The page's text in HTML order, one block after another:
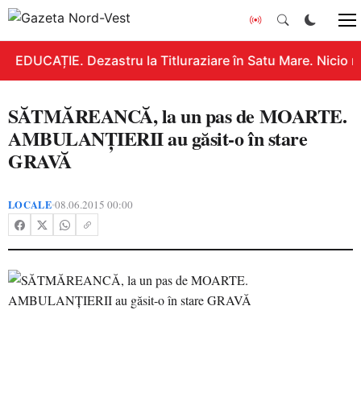
EDUCAȚIE. Dezastru la Titluraziare în Satu Mare. Nicio
SĂTMĂREANCĂ, la un pas de MOARTE.
AMBULANŢIERII au găsit-o în stare
GRAVĂ
LOCALE•08.06.2015 00:00